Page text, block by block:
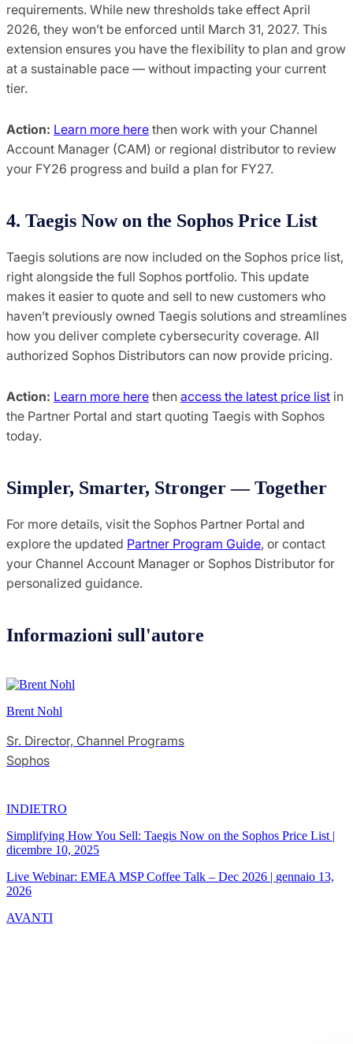
requirements. While new thresholds take effect April
2026, they won’t be enforced until March 31, 2027. This
extension ensures you have the flexibility to plan and grow
at a sustainable pace — without impacting your current
tier.
Action: Learn more here then work with your Channel
Account Manager (CAM) or regional distributor to review
your FY26 progress and build a plan for FY27.
4. Taegis Now on the Sophos Price List
Taegis solutions are now included on the Sophos price list,
right alongside the full Sophos portfolio. This update
makes it easier to quote and sell to new customers who
haven’t previously owned Taegis solutions and streamlines
how you deliver complete cybersecurity coverage. All
authorized Sophos Distributors can now provide pricing.
Action: Learn more here then access the latest price list in
the Partner Portal and start quoting Taegis with Sophos
today.
Simpler, Smarter, Stronger — Together
For more details, visit the Sophos Partner Portal and
explore the updated Partner Program Guide, or contact
your Channel Account Manager or Sophos Distributor for
personalized guidance.
Informazioni sull'autore
Brent Nohl
Sr. Director, Channel Programs
Sophos
INDIETRO
Simplifying How You Sell: Taegis Now on the Sophos Price List |
dicembre 10, 2025
Live Webinar: EMEA MSP Coffee Talk – Dec 2026 | gennaio 13,
2026
AVANTI